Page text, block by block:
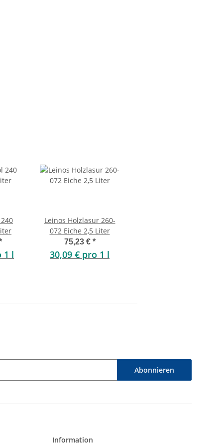
1 l
Leinos Holzlasur 260-
072 Eiche 2,5 Liter
75,23 € *
30,09 € pro 1 l
Abonnieren
Information